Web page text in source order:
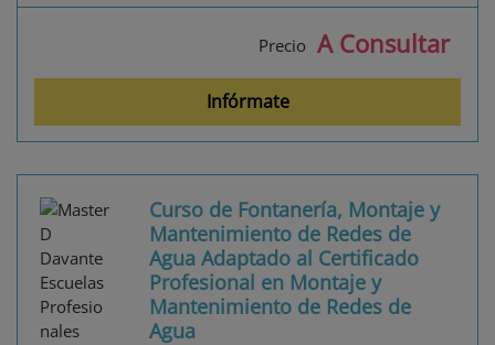
Precio A Consultar
Infórmate
Curso de Fontanería, Montaje y
Mantenimiento de Redes de
Agua Adaptado al Certificado
Profesional en Montaje y
Mantenimiento de Redes de
Agua